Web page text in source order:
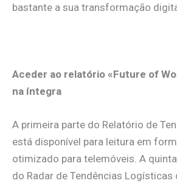
bastante a sua transformação
Aceder ao relatório «Future of
na íntegra
A primeira parte do Relatório de
está disponível para leitura em
otimizado para telemóveis. A
do Radar de Tendências Logísticas